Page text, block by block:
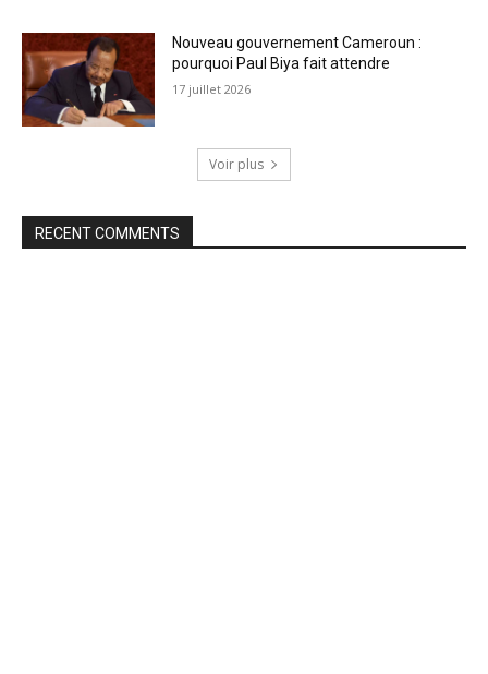
Nouveau gouvernement Cameroun :
pourquoi Paul Biya fait attendre
17 juillet 2026
Voir plus
RECENT COMMENTS